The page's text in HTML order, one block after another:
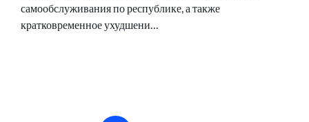
самообслуживания по республике, а также
кратковременное ухудшени…